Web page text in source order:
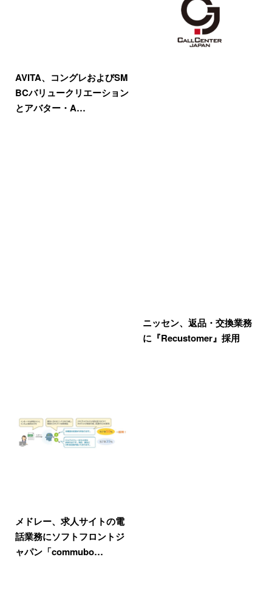
AVITA、コングレおよびSM
BCバリュークリエーション
とアバター・A…
ニッセン、返品・交換業務
に『Recustomer』採用
メドレー、求人サイトの電
話業務にソフトフロントジ
ャパン「commubo…